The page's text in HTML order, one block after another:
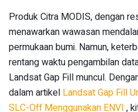
Produk Citra MODIS, dengan
menawarkan wawasan
permukaan bumi. Namun,
rentang waktu pengambilan
Landsat Gap Fill muncul.
dalam artikel Landsat Gap Fill
SLC-Off Menggunakan ENVI ,